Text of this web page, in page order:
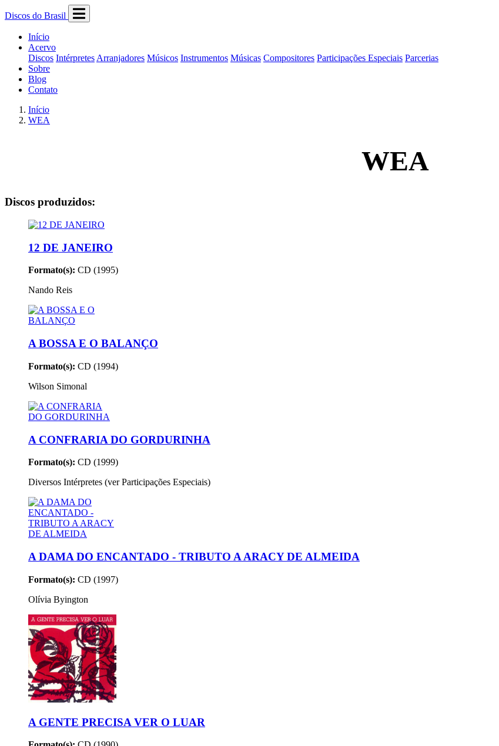
Discos do Brasil
Início
Acervo
Discos Intérpretes Arranjadores Músicos Instrumentos Músicas Compositores Participações Especiais Parcerias
Sobre
Blog
Contato
Início
WEA
WEA
Discos produzidos:
12 DE JANEIRO
Formato(s): CD (1995)
Nando Reis
A BOSSA E O BALANÇO
Formato(s): CD (1994)
Wilson Simonal
A CONFRARIA DO GORDURINHA
Formato(s): CD (1999)
Diversos Intérpretes (ver Participações Especiais)
A DAMA DO ENCANTADO - TRIBUTO A ARACY DE ALMEIDA
Formato(s): CD (1997)
Olívia Byington
A GENTE PRECISA VER O LUAR